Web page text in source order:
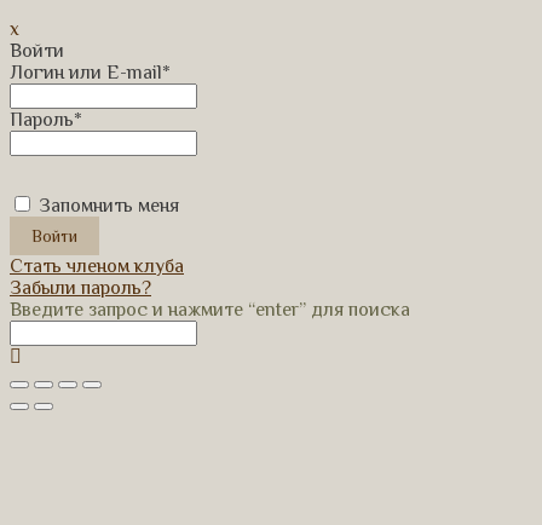
x
Войти
Логин или E-mail*
Пароль*
Запомнить меня
Стать членом клуба
Забыли пароль?
Введите запрос и нажмите “enter” для поиска